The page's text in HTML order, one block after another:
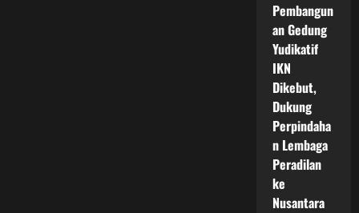
Pembangun
an Gedung
Yudikatif
IKN
Dikebut,
Dukung
Perpindaha
n Lembaga
Peradilan
ke
Nusantara